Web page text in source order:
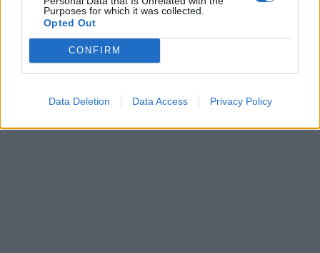
Purposes for which it was collected.
Opted Out
CONFIRM
Data Deletion Data Access Privacy Policy